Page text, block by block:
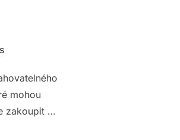
mohou
zakoupit …